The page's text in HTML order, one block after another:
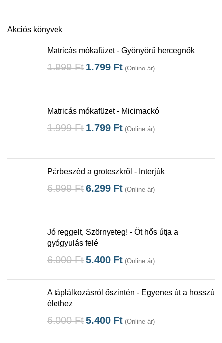
Akciós könyvek
Matricás mókafüzet - Gyönyörű hercegnők
1.999Ft 1.799 Ft (Online ár)
Matricás mókafüzet - Micimackó
1.999Ft 1.799 Ft (Online ár)
Párbeszéd a groteszkről - Interjúk
6.999Ft6.299 Ft (Online ár)
Jó reggelt, Szörnyeteg! - Öt hős útja a
gyógyulás felé
6.000Ft5.400 Ft (Online ár)
A táplálkozásról őszintén - Egyenes út a hosszú
élethez
6.000Ft5.400 Ft (Online ár)